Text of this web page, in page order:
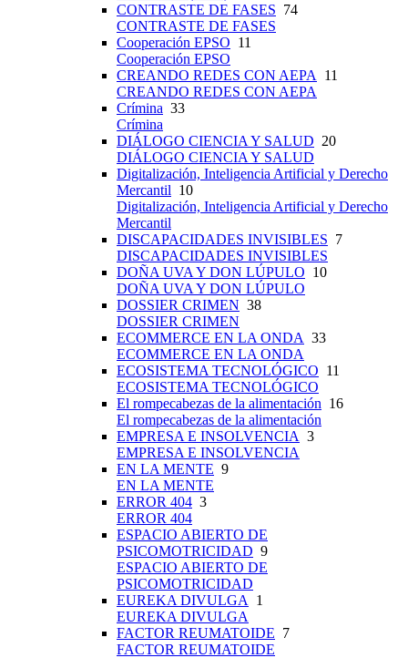
CONTRASTE DE FASES 74
CONTRASTE DE FASES
Cooperación EPSO 11
Cooperación EPSO
CREANDO REDES CON AEPA
11
CREANDO REDES CON AEPA
Crímina 33
Crímina
DIÁLOGO CIENCIA Y SALUD 20
DIÁLOGO CIENCIA Y SALUD
Digitalización, Inteligencia Artificial y Derecho
Mercantil 10
Digitalización, Inteligencia Artificial y Derecho
Mercantil
DISCAPACIDADES INVISIBLES 7
DISCAPACIDADES INVISIBLES
DOÑA UVA Y DON LÚPULO 10
DOÑA UVA Y DON LÚPULO
DOSSIER CRIMEN 38
DOSSIER CRIMEN
ECOMMERCE EN LA ONDA 33
ECOMMERCE EN LA ONDA
ECOSISTEMA TECNOLÓGICO 11
ECOSISTEMA TECNOLÓGICO
El rompecabezas de la alimentación 16
El rompecabezas de la alimentación
EMPRESA E INSOLVENCIA 3
EMPRESA E INSOLVENCIA
EN LA MENTE 9
EN LA MENTE
ERROR 404 3
ERROR 404
ESPACIO ABIERTO DE
PSICOMOTRICIDAD 9
ESPACIO ABIERTO DE
PSICOMOTRICIDAD
EUREKA DIVULGA
1
EUREKA DIVULGA
FACTOR REUMATOIDE 7
FACTOR REUMATOIDE